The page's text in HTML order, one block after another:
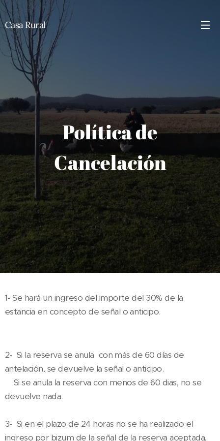
Casa Rural
Política de
Cancelación
1- Se hará un ingreso del importe del 30% de la
estancia en concepto de señal o anticipo.
2- Si la reserva se anula con más de 60 días de
antelación, se devuelve la señal o anticipo.
Si se anula la reserva con menos de 60 dias, no se
devuelve nada.
3- Si en el plazo de 24 horas no se ha realizado el
ingreso por bizum de la señal de la reserva aceptada,